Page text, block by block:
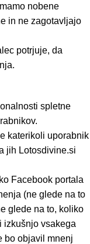
nobene
in ne zagotavljajo
potrjuje, da
spletne
katerikoli uporabnik
jih Lotosdivine.si
Facebook portala
(ne glede na to
glede na to, koliko
izkušnjo vsakega
bo objavil mnenj